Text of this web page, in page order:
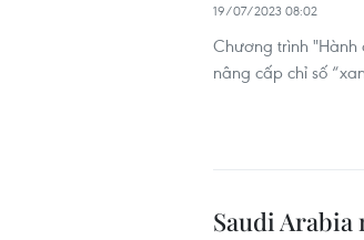
19/07/2023 08:02
Chương trình "Hành
nâng cấp chỉ số
Saudi Arabia